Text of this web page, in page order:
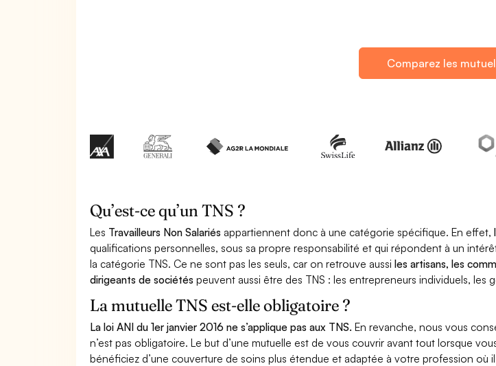
Comparez les
Qu’est-ce qu’un TNS ?
Les Travailleurs Non Salariés appartiennent donc à une catégorie spécifique. En effet,
qualifications personnelles, sous sa propre responsabilité et qui répondent à un
la catégorie TNS. Ce ne sont pas les seuls, car on retrouve aussiles artisans, les
dirigeants de sociétés peuvent aussi être des TNS : les entrepreneurs individuels, les
La mutuelle TNS est-elle obligatoire ?
La loi ANI du 1er janvier 2016 ne s’applique pas aux TNS. En revanche, nous vous
n’est pas obligatoire. Le but d’une mutuelle est de vous couvrir avant tout lorsque
bénéficiez d’une couverture de soins plus étendue et adaptée à votre profession